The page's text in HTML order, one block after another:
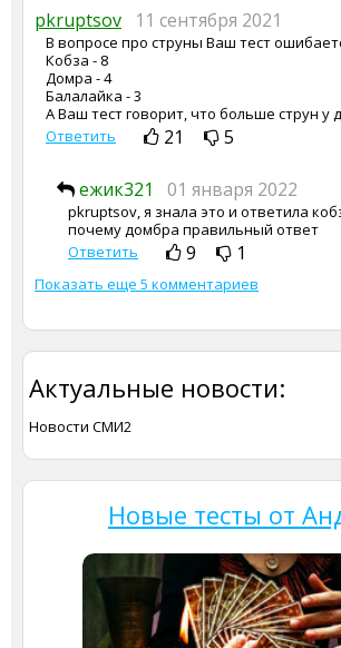
pkruptsov 11 сентября 2021
В вопросе про струны Ваш тест
Кобза - 8
Домра - 4
Балалайка - 3
А Ваш тест говорит, что больше струн у
Ответить
21 5
ежик321 01 января 2022
pkruptsov, я знала это и ответила
почему домбра правильный ответ
Ответить
9 1
Показать еще 5 комментариев
Актуальные новости:
Новости СМИ2
Новые тесты от